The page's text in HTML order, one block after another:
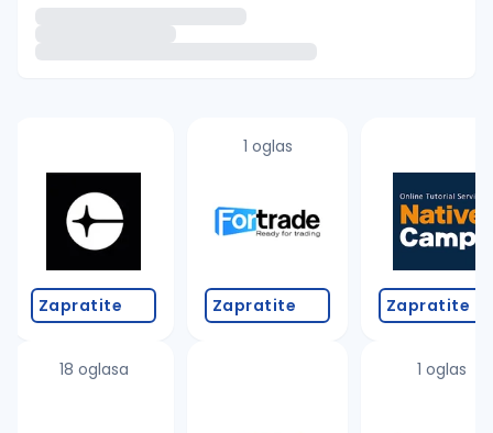
Takođe možete da:
proverite pravopisne greške (koristite č, ć, š, đ,
povećajte radijus za odabrani grad
promenite odabrane filtere pretrage
Zapratite
18 oglasa
1 oglas
Zapratite Zapratite
1 oglas